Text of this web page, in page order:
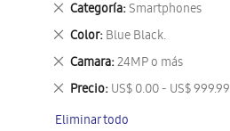
Categoría Smartphones
Eliminar
este
artículo
Color Blue Black.
Eliminar
este
artículo
Camara 24MP o más
Eliminar
este
artículo
Precio US$ 0.00 - US$ 999.99
Eliminar
artículo
Eliminar todo